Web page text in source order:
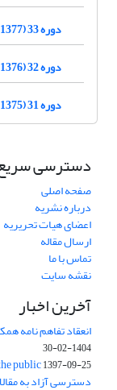
دوره 33 (1377)
دوره 32 (1376)
دوره 31 (1375)
دسترسی
صفحه اصلی
درباره نشریه
اعضای هیات تحریریه
ارسال مقاله
تماس با ما
نقشه سایت
آخرین اخبار
انعقاد تفاهم نامه
1404-02-30
public1397-09-25
دسترسی آزاد به